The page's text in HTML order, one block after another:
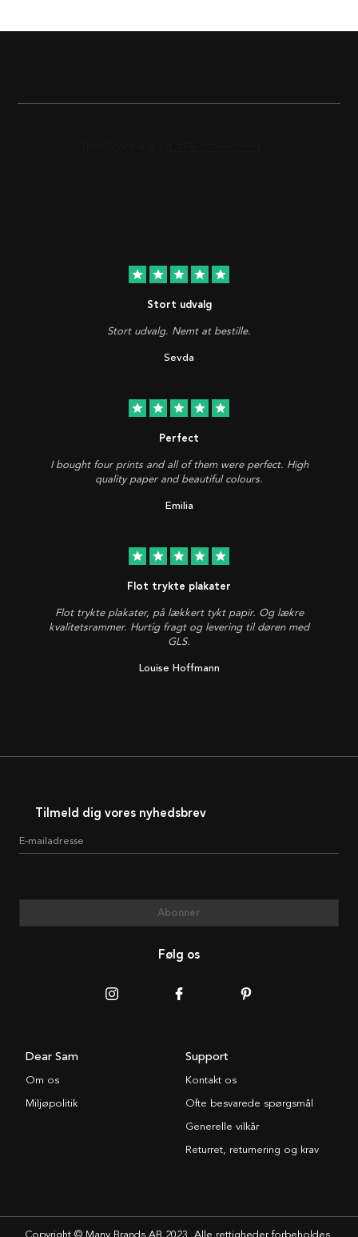
star star star star star
Stort udvalg
Stort udvalg. Nemt at bestille.
Sevda
star star star star star
Perfect
I bought four prints and all of them were perfect. High
quality paper and beautiful colours.
Emilia
star star star star star
Flot trykte plakater
Flot trykte plakater, på lækkert tykt papir. Og lækre
kvalitetsrammer. Hurtig fragt og levering til døren med
GLS.
Louise Hoffmann
Tilmeld dig vores nyhedsbrev
E-mailadresse
Abonner
Følg os
Dear Sam
Om os
Miljøpolitik
Support
Kontakt os
Ofte besvarede spørgsmål
Generelle vilkår
Returret, returnering og krav